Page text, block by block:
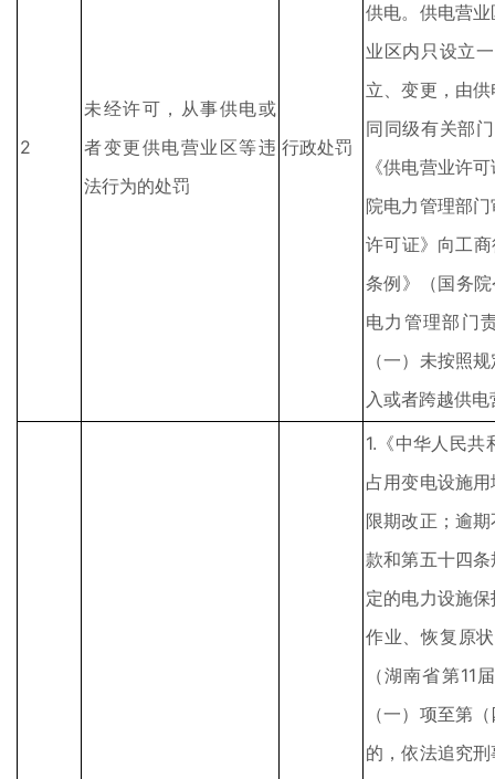
2
未经许可，从事供电或
者变更供电营业区等违
法行为的处罚
行政处罚
供电。供电营
业区内只设立
立、变更，由
同同级有关部
《供电营业许
院电力管理部
许可证》向工
条例》（国务
电力管理部门
（一）未按照
入或者跨越供
1.《中华人民
占用变电设施
限期改正；逾
款和第五十四
定的电力设施
作业、恢复原
（湖南省第
（一）项至第
的，依法追究